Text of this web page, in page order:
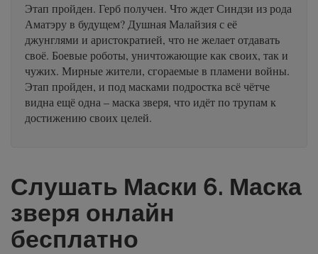
Этап пройден. Герб получен. Что ждет Синдзи из рода
Аматэру в будущем? Душная Малайзия с её
джунглями и аристократией, что не желает отдавать
своё. Боевые роботы, уничтожающие как своих, так и
чужих. Мирные жители, сгораемые в пламени войны.
Этап пройден, и под масками подростка всё чётче
видна ещё одна – маска зверя, что идёт по трупам к
достижению своих целей.
Слушать Маски 6. Маска
зверя онлайн
бесплатно